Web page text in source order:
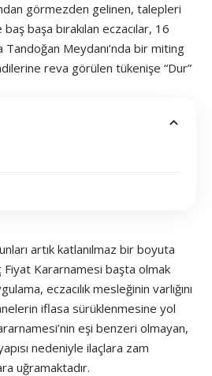
görmezden gelinen, talepleri
başa bırakılan eczacılar, 16
Tandoğan Meydanı’nda bir miting
reva görülen tükenişe “Dur”
artık katlanılmaz bir boyuta
Fiyat Kararnamesi başta olmak
eczacılık mesleğinin varlığını
iflasa sürüklenmesine yol
eşi benzeri olmayan,
nedeniyle ilaçlara zam
uğramaktadır.